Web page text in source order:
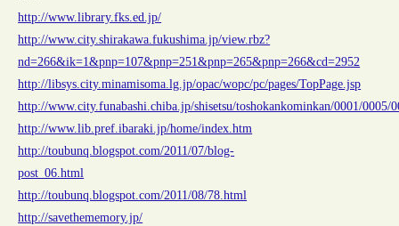
http://www.library.fks.ed.jp/
http://www.city.shirakawa.fukushima.jp/view.rbz?
nd=266&ik=1&pnp=107&pnp=251&pnp=265&pnp=266&cd=2952
http://libsys.city.minamisoma.lg.jp/opac/wopc/pc/pages/TopPage.jsp
http://www.city.funabashi.chiba.jp/shisetsu/toshokankominkan/0001/0005/
http://www.lib.pref.ibaraki.jp/home/index.htm
http://toubunq.blogspot.com/2011/07/blog-
post_06.html
http://toubunq.blogspot.com/2011/08/78.html
http://savethememory.jp/